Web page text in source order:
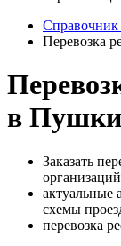
Перевозка
в
Заказать
актуальные
схемы
перевозка